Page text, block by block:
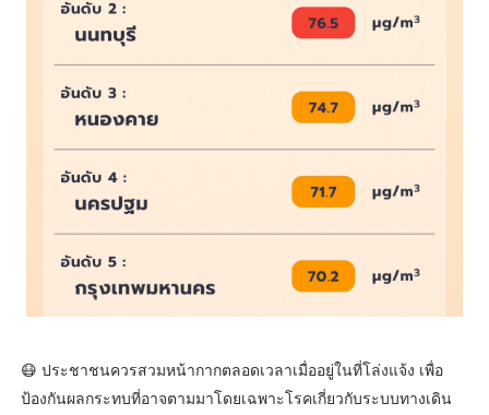
😷 ประชาชนควรสวมหน้ากากตลอดเวลาเมื่ออยู่ในที่โล่งแจ้ง เพื่อ
ป้องกันผลกระทบที่อาจตามมาโดยเฉพาะโรคเกี่ยวกับระบบทางเดิน